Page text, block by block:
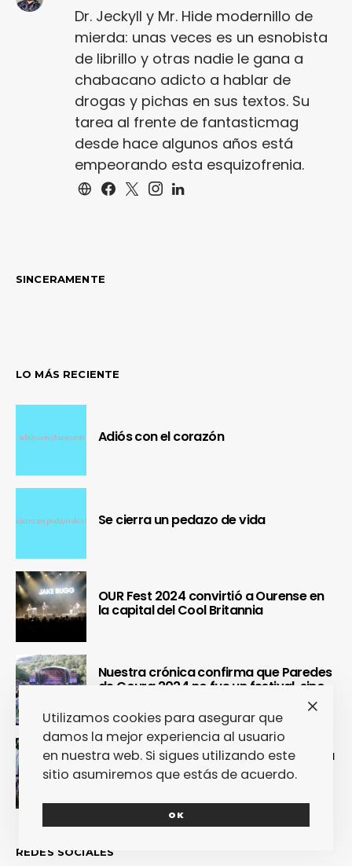
Dr. Jeckyll y Mr. Hide modernillo de
mierda: unas veces es un esnobista
de librillo y otras nadie le gana a
chabacano adicto a hablar de
drogas y pichas en sus textos. Su
tarea al frente de fantasticmag
desde hace algunos años está
empeorando esta esquizofrenia.
SINCERAMENTE
LO MÁS RECIENTE
Adiós con el corazón
Se cierra un pedazo de vida
OUR Fest 2024 convirtió a Ourense en
la capital del Cool Britannia
Nuestra crónica confirma que Paredes
de Coura 2024 no fue un festival, sino
Nuestra crónica del Sinsal 2024 prueba
que fue la edición más internacional y
sostenible del festival
REDES SOCIALES
Utilizamos cookies para asegurar que
damos la mejor experiencia al usuario
en nuestra web. Si sigues utilizando este
sitio asumiremos que estás de acuerdo.
OK